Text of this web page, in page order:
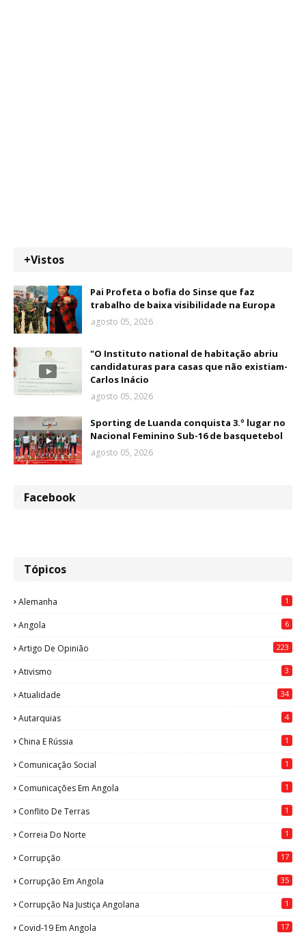
+Vistos
Pai Profeta o bofia do Sinse que faz
trabalho de baixa visibilidade na Europa
agosto 05, 2026
"O Instituto national de habitação abriu
candidaturas para casas que não existiam-
Carlos Inácio
agosto 05, 2026
Sporting de Luanda conquista 3.º lugar no
Nacional Feminino Sub-16 de basquetebol
agosto 05, 2026
Facebook
Tópicos
Alemanha 1
Angola 6
Artigo De Opinião 223
Ativismo 3
Atualidade 34
Autarquias 4
China E Rússia 1
Comunicação Social 1
Comunicações Em Angola 1
Conflito De Terras 1
Correia Do Norte 1
Corrupção 17
Corrupção Em Angola 35
Corrupção Na Justiça Angolana 1
Covid-19 Em Angola 17